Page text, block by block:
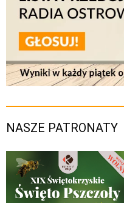
NASZE PATRONATY